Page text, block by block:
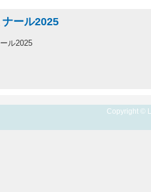
ール2025
ル2025
Copyright ©